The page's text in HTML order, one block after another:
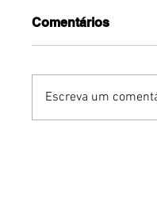
Comentários
Escreva um